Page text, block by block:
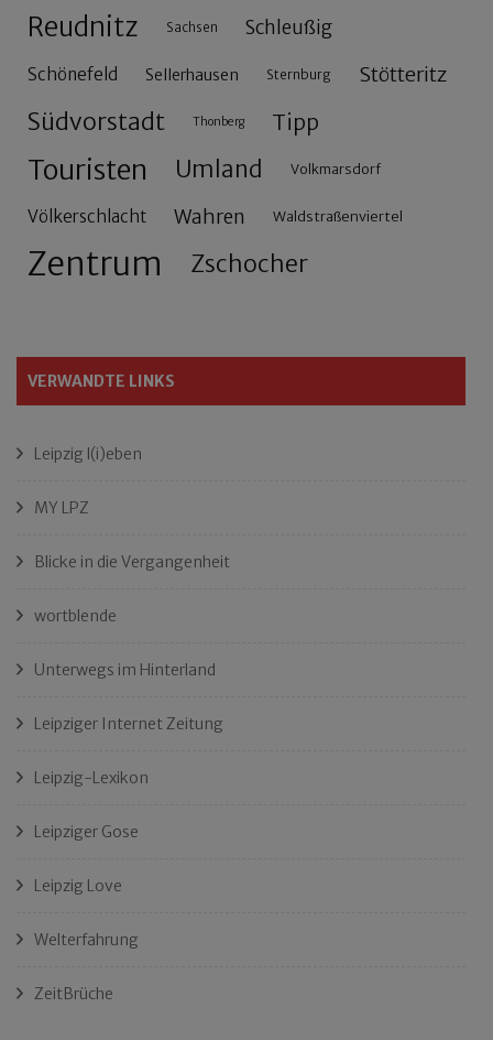
Reudnitz Sachsen Schleußig
Schönefeld Sellerhausen Sternburg Stötteritz
Südvorstadt Thonberg Tipp
Touristen Umland Volkmarsdorf
Völkerschlacht Wahren Waldstraßenviertel
Zentrum Zschocher
VERWANDTE LINKS
Leipzig l(i)eben
MY LPZ
Blicke in die Vergangenheit
wortblende
Unterwegs im Hinterland
Leipziger Internet Zeitung
Leipzig-Lexikon
Leipziger Gose
Leipzig Love
Welterfahrung
ZeitBrüche